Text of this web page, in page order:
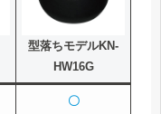
型落ちモデルKN-
HW16G
〇